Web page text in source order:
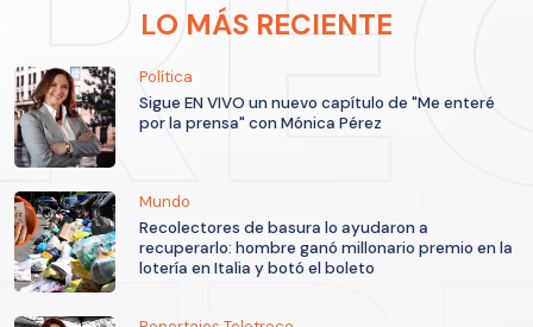
LO MÁS RECIENTE
Política
Sigue EN VIVO un nuevo capítulo de "Me enteré
por la prensa" con Mónica Pérez
Mundo
Recolectores de basura lo ayudaron a
recuperarlo: hombre ganó millonario premio en la
lotería en Italia y botó el boleto